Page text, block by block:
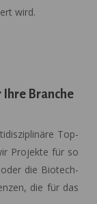
wird.
Branche
Top-
Projekte für so
die Biotech-
die für das